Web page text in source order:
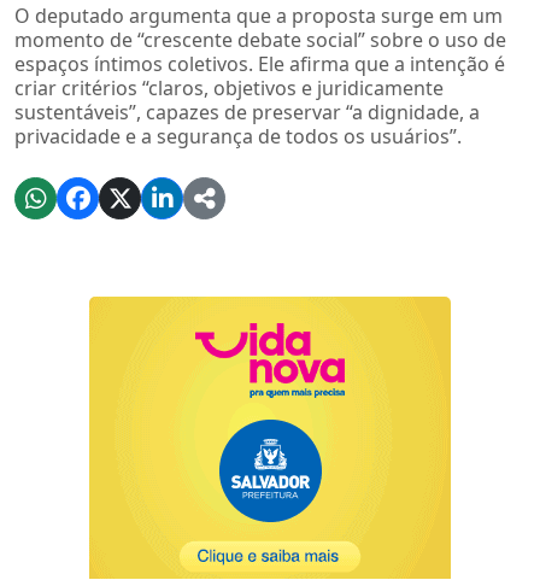
O deputado argumenta que a proposta surge em um
momento de “crescente debate social” sobre o uso de
espaços íntimos coletivos. Ele afirma que a intenção é
criar critérios “claros, objetivos e juridicamente
sustentáveis”, capazes de preservar “a dignidade, a
privacidade e a segurança de todos os usuários”.